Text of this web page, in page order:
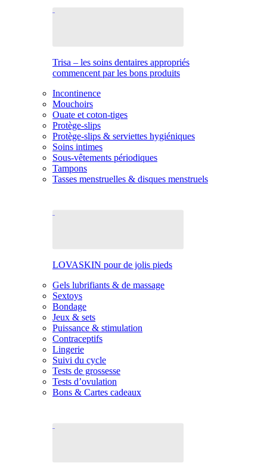
Trisa – les soins dentaires appropriés
commencent par les bons produits
Incontinence
Mouchoirs
Ouate et coton-tiges
Protège-slips
Protège-slips & serviettes hygiéniques
Soins intimes
Sous-vêtements périodiques
Tampons
Tasses menstruelles & disques menstruels
LOVASKIN pour de jolis pieds
Gels lubrifiants & de massage
Sextoys
Bondage
Jeux & sets
Puissance & stimulation
Contraceptifs
Lingerie
Suivi du cycle
Tests de grossesse
Tests d’ovulation
Bons & Cartes cadeaux